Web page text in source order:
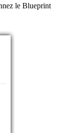
le Blueprint